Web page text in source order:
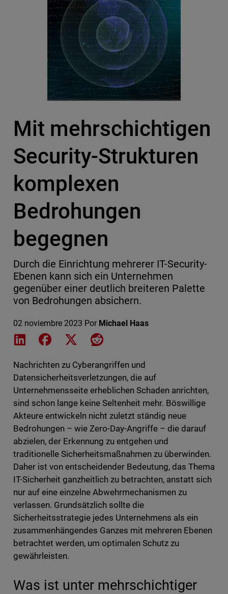
Mit mehrschichtigen
Security-Strukturen
komplexen
Bedrohungen
begegnen
Durch die Einrichtung mehrerer IT-Security-
Ebenen kann sich ein Unternehmen
gegenüber einer deutlich breiteren Palette
von Bedrohungen absichern.
02 noviembre 2023 Por Michael Haas
Share on LinkedIn
Share on Facebook
Share on XShare on Reddit
Nachrichten zu Cyberangriffen und
Datensicherheitsverletzungen, die auf
Unternehmensseite erheblichen Schaden anrichten,
sind schon lange keine Seltenheit mehr. Böswillige
Akteure entwickeln nicht zuletzt ständig neue
Bedrohungen – wie Zero-Day-Angriffe – die darauf
abzielen, der Erkennung zu entgehen und
traditionelle Sicherheitsmaßnahmen zu überwinden.
Daher ist von entscheidender Bedeutung, das Thema
IT-Sicherheit ganzheitlich zu betrachten, anstatt sich
nur auf eine einzelne Abwehrmechanismen zu
verlassen. Grundsätzlich sollte die
Sicherheitsstrategie jedes Unternehmens als ein
zusammenhängendes Ganzes mit mehreren Ebenen
betrachtet werden, um optimalen Schutz zu
gewährleisten.
Was ist unter mehrschichtiger